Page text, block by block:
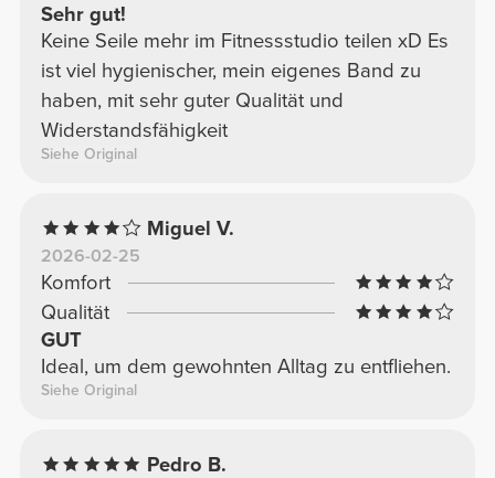
Sehr gut!
Keine Seile mehr im Fitnessstudio teilen xD Es
ist viel hygienischer, mein eigenes Band zu
haben, mit sehr guter Qualität und
Widerstandsfähigkeit
Siehe Original
Miguel V.
2026-02-25
Komfort
Qualität
GUT
Ideal, um dem gewohnten Alltag zu entfliehen.
Siehe Original
Pedro B.